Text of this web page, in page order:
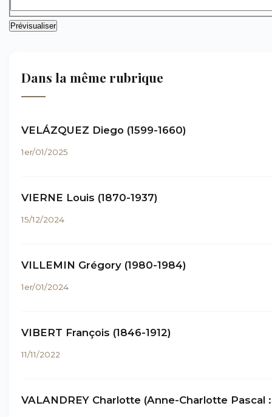
Dans la même rubrique
VELÁZQUEZ Diego (1599-1660)
1er/01/2025
VIERNE Louis (1870-1937)
15/12/2024
VILLEMIN Grégory (1980-1984)
1er/01/2024
VIBERT François (1846-1912)
11/11/2022
VALANDREY Charlotte (Anne-Charlotte Pascal